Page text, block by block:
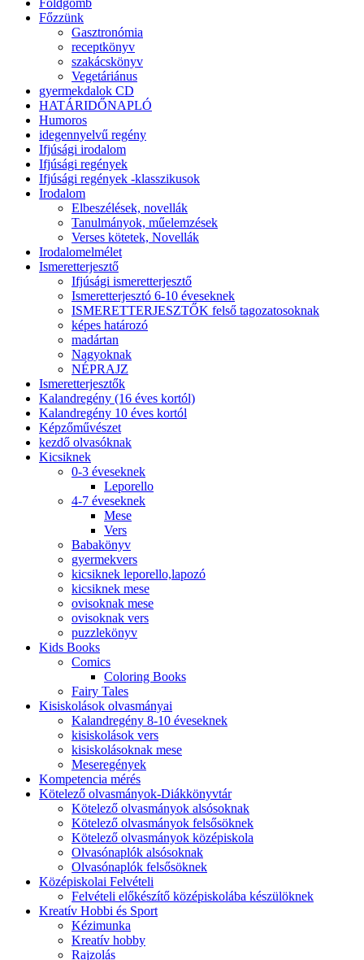
Földgömb
Főzzünk
Gasztronómia
receptkönyv
szakácskönyv
Vegetáriánus
gyermekdalok CD
HATÁRIDŐNAPLÓ
Humoros
idegennyelvű regény
Ifjúsági irodalom
Ifjúsági regények
Ifjúsági regények -klasszikusok
Irodalom
Elbeszélések, novellák
Tanulmányok, műelemzések
Verses kötetek, Novellák
Irodalomelmélet
Ismeretterjesztő
Ifjúsági ismeretterjesztő
Ismeretterjesztó 6-10 éveseknek
ISMERETTERJESZTŐK felső tagozatosoknak
képes határozó
madártan
Nagyoknak
NÉPRAJZ
Ismeretterjesztők
Kalandregény (16 éves kortól)
Kalandregény 10 éves kortól
Képzőművészet
kezdő olvasóknak
Kicsiknek
0-3 éveseknek
Leporello
4-7 éveseknek
Mese
Vers
Babakönyv
gyermekvers
kicsiknek leporello,lapozó
kicsiknek mese
ovisoknak mese
ovisoknak vers
puzzlekönyv
Kids Books
Comics
Coloring Books
Fairy Tales
Kisiskolások olvasmányai
Kalandregény 8-10 éveseknek
kisiskolások vers
kisiskolásoknak mese
Meseregények
Kompetencia mérés
Kötelező olvasmányok-Diákkönyvtár
Kötelező olvasmányok alsósoknak
Kötelező olvasmányok felsősöknek
Kötelező olvasmányok középiskola
Olvasónaplók alsósoknak
Olvasónaplók felsősöknek
Középiskolai Felvételi
Felvételi előkészítő középiskolába készülöknek
Kreatív Hobbi és Sport
Kézimunka
Kreatív hobby
Rajzolás